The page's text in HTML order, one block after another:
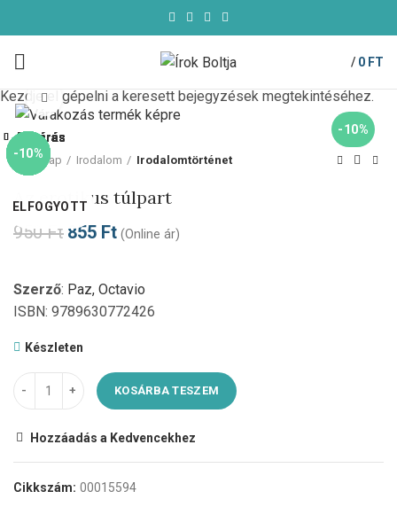
/ 0 FT
-10%
Click to enlarge
Kezdőlap Irodalom Irodalomtörténet
Az erotikus túlpart
950Ft 855 Ft (Online ár)
Szerző: Paz, Octavio
ISBN: 9789630772426
Készleten
KOSÁRBA TESZEM
Hozzáadás a Kedvencekhez
Cikkszám: 00015594
-10%
Bezárás
-10%
ELFOGYOTT
Bezárás
-10%
ELFOGYOTT
Bezárás
-58%
Bezárás
-10%
Bezárás
-10%
Bezárás
-10%
Bezárás
-10%
Bezárás
Kezdje el gépelni a keresett bejegyzések megtekintéséhez.